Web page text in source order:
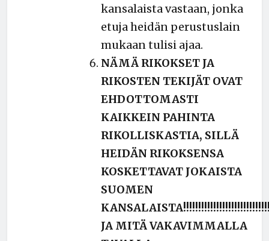
kansalaista vastaan, jonka
etuja heidän perustuslain
mukaan tulisi ajaa.
NÄMÄ RIKOKSET JA
RIKOSTEN TEKIJÄT OVAT
EHDOTTOMASTI
KAIKKEIN PAHINTA
RIKOLLISKASTIA, SILLÄ
HEIDÄN RIKOKSENSA
KOSKETTAVAT JOKAISTA
SUOMEN
JA MITÄ VAKAVIMMALLA